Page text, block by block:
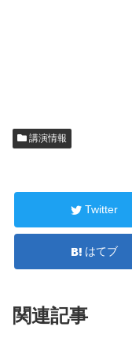
講演情報
Twitter
はてブ
関連記事